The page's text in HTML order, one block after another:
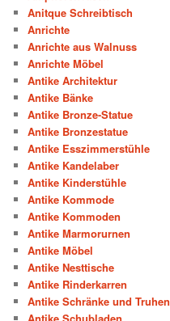
Anitque Schreibtisch
Anrichte
Anrichte aus Walnuss
Anrichte Möbel
Antike Architektur
Antike Bänke
Antike Bronze-Statue
Antike Bronzestatue
Antike Esszimmerstühle
Antike Kandelaber
Antike Kinderstühle
Antike Kommode
Antike Kommoden
Antike Marmorurnen
Antike Möbel
Antike Nesttische
Antike Rinderkarren
Antike Schränke und Truhen